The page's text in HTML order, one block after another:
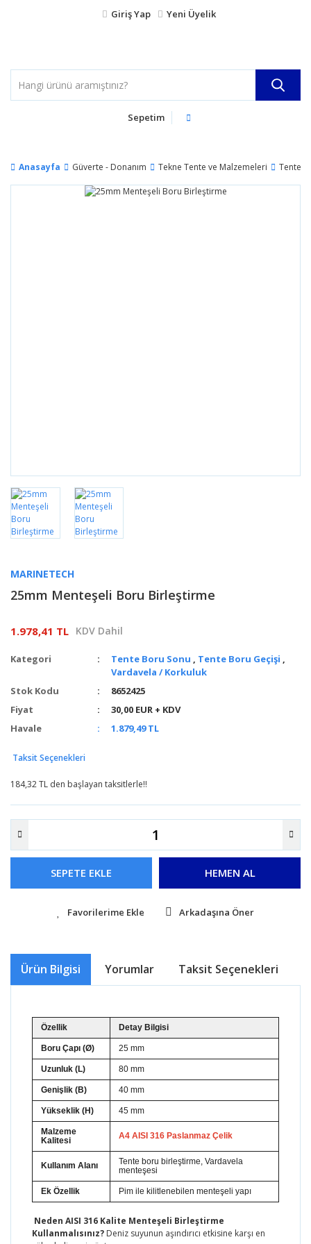
Giriş Yap Yeni Üyelik
Sepetim
Anasayfa Güverte - Donanım Tekne Tente ve Malzemeleri Tente
MARINETECH
25mm Menteşeli Boru Birleştirme
1.978,41 TL KDV Dahil
Kategori Tente Boru Sonu , Tente Boru Geçişi ,
Vardavela / Korkuluk
Stok Kodu
8652425
Fiyat
30,00 EUR + KDV
Havale
1.879,49 TL
Taksit Seçenekleri
184,32 TL den başlayan taksitlerle!!
SEPETE EKLE HEMEN AL
Arkadaşına Öner
Ürün Bilgisi Yorumlar Taksit Seçenekleri
Özellik Detay Bilgisi
Boru Çapı (Ø) 25 mm
Uzunluk (L) 80 mm
Genişlik (B) 40 mm
Yükseklik (H) 45 mm
Malzeme
Kalitesi
A4 AISI 316 Paslanmaz Çelik
Kullanım Alanı
Tente boru birleştirme, Vardavela
menteşesi
Ek Özellik Pim ile kilitlenebilen menteşeli yapı
Neden AISI 316 Kalite Menteşeli Birleştirme
Kullanmalısınız? Deniz suyunun aşındırıcı etkisine karşı en